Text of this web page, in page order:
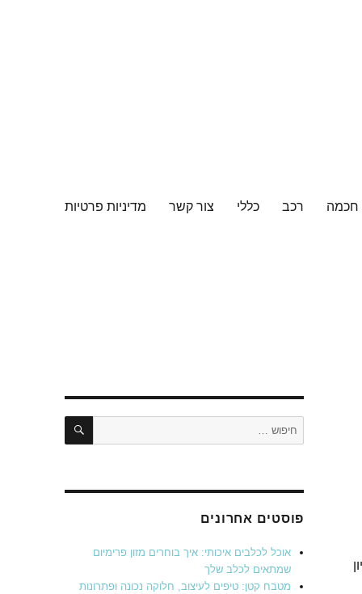
חכמה רכב כללי צור קשר מדיניות פרטיות
חיפוש
פוסטים אחרונים
אוכל לכלבים איכותי: איך בוחרים מזון פרימיום
שמתאים לכלב שלך
מטבח קטן: טיפים לעיצוב, חלוקה נכונה ופתרונות